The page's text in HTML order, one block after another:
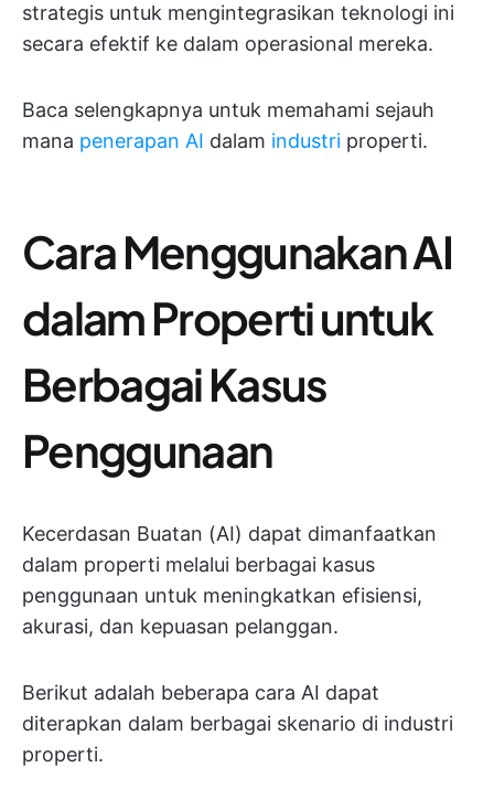
strategis untuk mengintegrasikan teknologi ini
secara efektif ke dalam operasional mereka.
Baca selengkapnya untuk memahami sejauh
mana penerapan AI dalam industri properti.
Cara Menggunakan AI
dalam Properti untuk
Berbagai Kasus
Penggunaan
Kecerdasan Buatan (AI) dapat dimanfaatkan
dalam properti melalui berbagai kasus
penggunaan untuk meningkatkan efisiensi,
akurasi, dan kepuasan pelanggan.
Berikut adalah beberapa cara AI dapat
diterapkan dalam berbagai skenario di industri
properti.